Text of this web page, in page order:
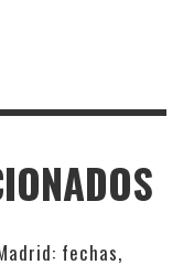
fechas,